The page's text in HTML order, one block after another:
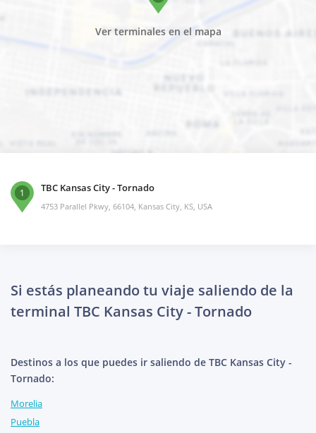
Ver terminales en el mapa
1 TBC Kansas City - Tornado
4753 Parallel Pkwy, 66104, Kansas City, KS, USA
Si estás planeando tu viaje saliendo de la
terminal TBC Kansas City - Tornado
Destinos a los que puedes ir saliendo de TBC Kansas City -
Tornado:
Morelia
Puebla